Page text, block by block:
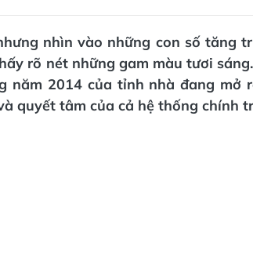
nhìn vào những con số tăng
rõ nét những gam màu tươi
năm 2014 của tỉnh nhà đang mở
quyết tâm của cả hệ thống chính